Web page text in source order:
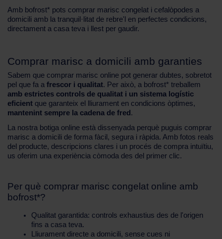
Amb bofrost* pots comprar marisc congelat i cefalòpodes a
domicili amb la tranquil·litat de rebre'l en perfectes condicions,
directament a casa teva i llest per gaudir.
Comprar marisc a domicili amb garanties
Sabem que comprar marisc online pot generar dubtes, sobretot
pel que fa a frescor i qualitat. Per això, a bofrost* treballem
amb estrictes controls de qualitat i un sistema logístic
eficient que garanteix el lliurament en condicions òptimes,
mantenint sempre la cadena de fred .
La nostra botiga online està dissenyada perquè puguis comprar
marisc a domicili de forma fàcil, segura i ràpida. Amb fotos reals
del producte, descripcions clares i un procés de compra intuïtiu,
us oferim una experiència còmoda des del primer clic.
Per què comprar marisc congelat online amb
bofrost*?
Qualitat garantida: controls exhaustius des de l'origen
fins a casa teva.
Lliurament directe a domicili, sense cues ni